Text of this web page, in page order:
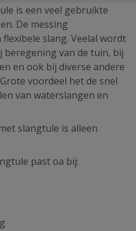
is een veel gebruikte
De messing
slang. Veelal wordt
van de tuin, bij
en ook bij diverse andere
voordeel het de snel
van waterslangen en
slangtule is alleen
past oa bij: